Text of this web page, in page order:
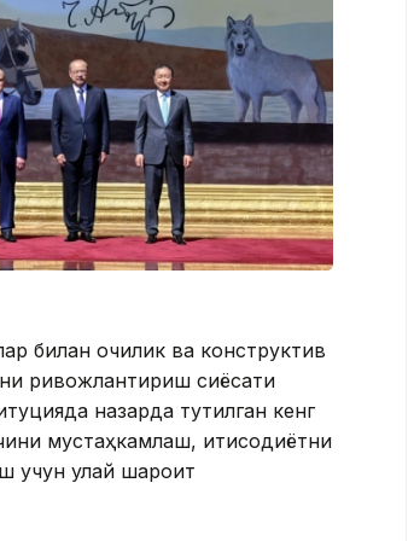
билан очиқлик ва конструктив
ривожлантириш сиёсати
назарда тутилган кенг
мустаҳкамлаш, иқтисодиётни
учун қулай шароит